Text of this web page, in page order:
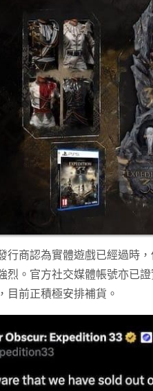
行商認為實體遊戲已經過時
烈。官方社交媒體帳號亦已
目前正積極安排補貨。